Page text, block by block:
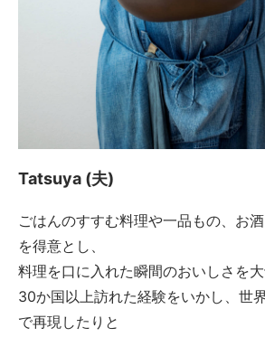
Tatsuya (夫)
ごはんのすすむ料理や一品もの、お
を得意とし、
料理を口に入れた瞬間のおいしさを大
30か国以上訪れた経験をいかし、世
で再現したりと